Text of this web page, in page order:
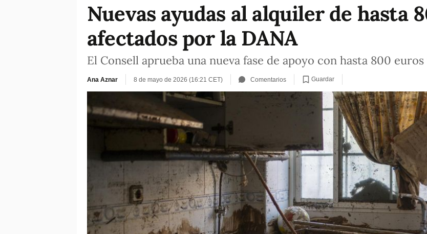
Nuevas ayudas al alquiler de hasta
afectados por la DANA
El Consell aprueba una nueva fase de apoyo con hasta 800
Ana Aznar 8 de mayo de 2026 (16:21 CET) Comentarios Guardar